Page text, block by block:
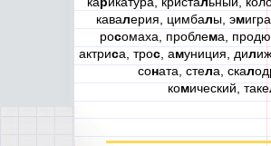
кавалерия, цимбалы, эм
росомаха, проблема, продю
актриса, трос, амуниция, дил
соната, стела, скал
комический, таке